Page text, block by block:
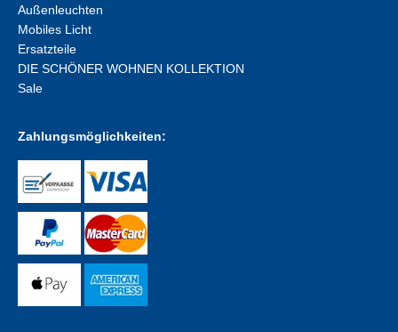
Außenleuchten
Mobiles Licht
Ersatzteile
DIE SCHÖNER WOHNEN KOLLEKTION
Sale
Zahlungsmöglichkeiten: